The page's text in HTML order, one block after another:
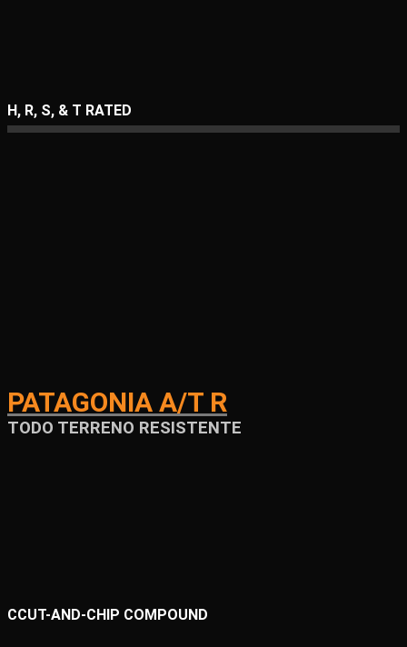
H, R, S, & T RATED
PATAGONIA A/T R
TODO TERRENO RESISTENTE
CCUT-AND-CHIP COMPOUND